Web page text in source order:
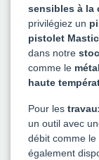
sensibles à la
privilégiez un
pistolet
dans notre
comme le métal
haute
Pour les
un outil avec
débit comme le
également